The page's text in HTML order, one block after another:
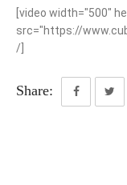
[video width="500"
src="https://
/]
Share: